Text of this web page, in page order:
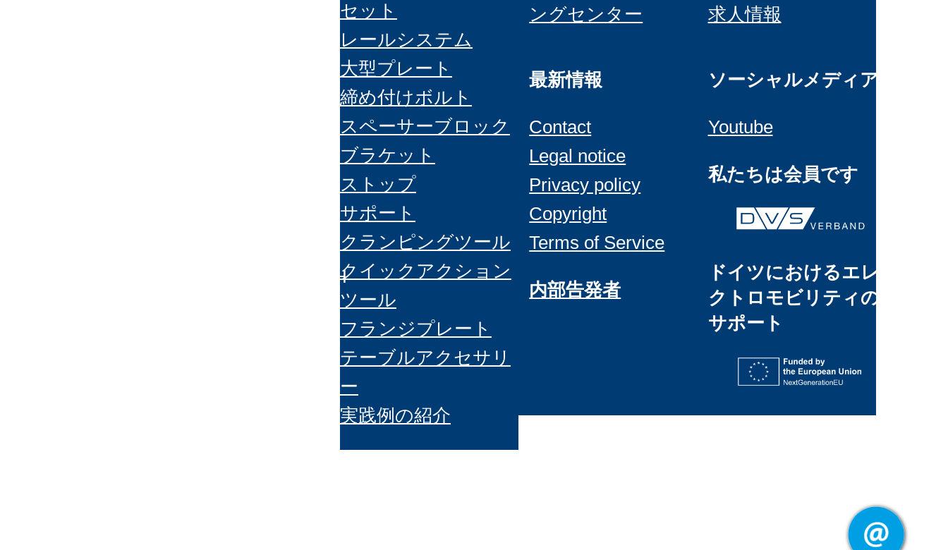
Demmeler Maschinenbau GmbH
セット
レールシステム
大型プレート
締め付けボルト
スペーサーブロック
ブラケット
ストップ
サポート
クランピングツール
クイックアクション
ツール
フランジプレート
テーブルアクセサリ
ー
実践例の紹介
ングセンター
求人情報
最新情報
Contact
Legal notice
Privacy policy
Copyright
Terms of Service
内部告発者
ソーシャルメディア
Youtube
私たちは会員です
ドイツにおけるエレ
クトロモビリティの
サポート